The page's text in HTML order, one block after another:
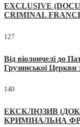
EXCLUSIVE
CRIMINAL
127
Від віолончелі до
Грузинської
140
ЕКСКЛЮЗИВ
КРИМІНАЛЬНА